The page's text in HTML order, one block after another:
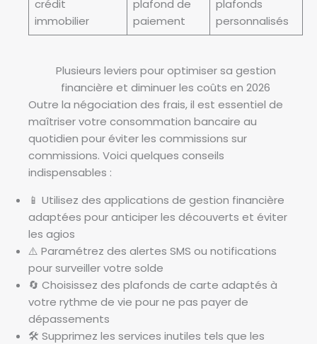
crédit
immobilier
plafond de
paiement
plafonds
personnalisés
Plusieurs leviers pour optimiser sa gestion
financière et diminuer les coûts en 2026
Outre la négociation des frais, il est essentiel de
maîtriser votre consommation bancaire au
quotidien pour éviter les commissions sur
commissions. Voici quelques conseils
indispensables :
📱 Utilisez des applications de gestion financière
adaptées pour anticiper les découverts et éviter
les agios
⚠️ Paramétrez des alertes SMS ou notifications
pour surveiller votre solde
🔄 Choisissez des plafonds de carte adaptés à
votre rythme de vie pour ne pas payer de
dépassements
🛠️ Supprimez les services inutiles tels que les